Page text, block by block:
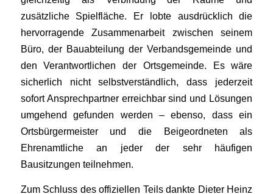
zusätzliche Spielfläche. Er lobte ausdrücklich die
hervorragende Zusammenarbeit zwischen seinem
Büro, der Bauabteilung der Verbandsgemeinde und
den Verantwortlichen der Ortsgemeinde. Es wäre
sicherlich nicht selbstverständlich, dass jederzeit
sofort Ansprechpartner erreichbar sind und Lösungen
umgehend gefunden werden – ebenso, dass ein
Ortsbürgermeister und die Beigeordneten als
Ehrenamtliche an jeder der sehr häufigen
Bausitzungen teilnehmen.
Zum Schluss des offiziellen Teils dankte Dieter Heinz